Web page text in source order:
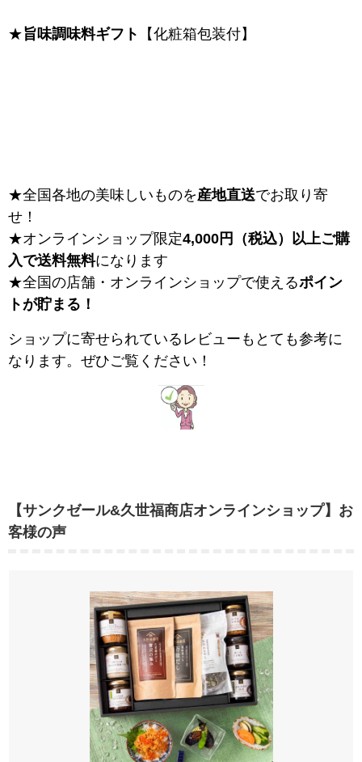
★旨味調味料ギフト 【化粧箱包装付】
★全国各地の美味しいものを産地直送でお取り寄
せ！
★オンラインショップ限定4,000円（税込）以上ご購
入で送料無料になります
★全国の店舗・オンラインショップで使えるポイン
トが貯まる！
ショップに寄せられているレビューもとても参考に
なります。ぜひご覧ください！
【サンクゼール&久世福商店オンラインショップ】お
客様の声